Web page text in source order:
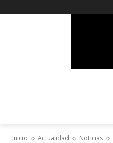
Inicio Actualidad Noticias